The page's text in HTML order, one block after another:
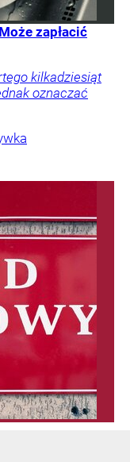
zapłacić
kilkadziesiąt
oznaczać